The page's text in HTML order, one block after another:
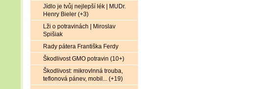
Jídlo je tvůj nejlepší lék | MUDr.
Henry Bieler (+3)
Lži o potravinách | Miroslav
Spišiak
Rady pátera Františka Ferdy
Škodlivost GMO potravin (10+)
Škodlivost: mikrovlnná trouba,
teflonová pánev, mobil... (+19)